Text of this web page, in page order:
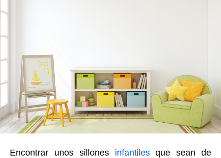
Encontrar unos sillones infantilesque sean de